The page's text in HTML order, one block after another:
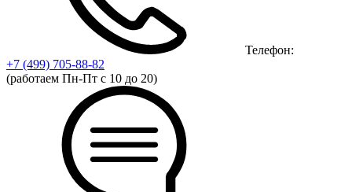
Телефон:
+7 (499) 705-88-82
(работаем Пн-Пт с 10 до 20)